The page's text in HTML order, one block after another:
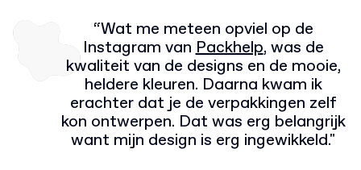
“Wat me meteen opviel op de
Instagram vanPackhelp, was de
kwaliteit van de designs en de mooie,
heldere kleuren. Daarna kwam ik
erachter dat je de verpakkingen zelf
kon ontwerpen. Dat was erg belangrijk
want mijn design is erg ingewikkeld."